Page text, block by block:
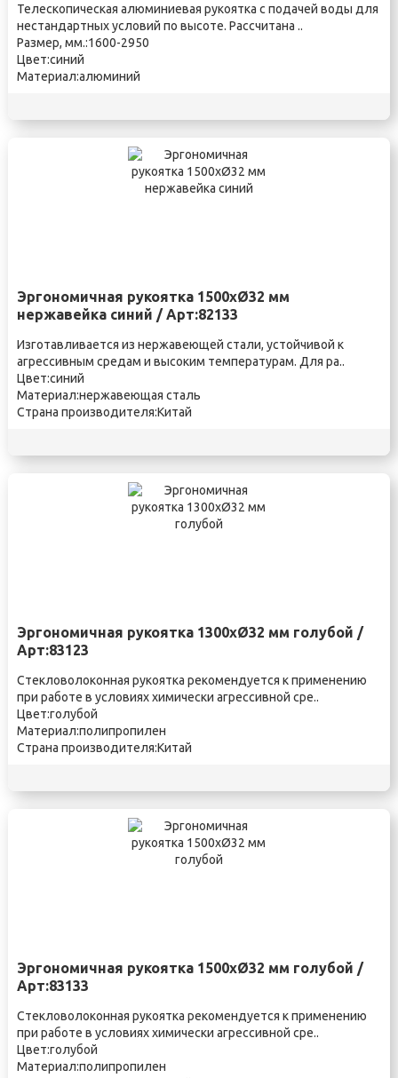
Телескопическая алюминиевая рукоятка c подачей воды для
нестандартных условий по высоте. Рассчитана ..
Размер, мм.:1600-2950
Цвет:синий
Материал:алюминий
Эргономичная рукоятка 1500xØ32 мм
нержавейка синий / Арт:82133
Изготавливается из нержавеющей стали, устойчивой к
агрессивным средам и высоким температурам. Для ра..
Цвет:синий
Материал:нержавеющая сталь
Страна производителя:Китай
Эргономичная рукоятка 1300xØ32 мм голубой /
Арт:83123
Стекловолоконная рукоятка рекомендуется к применению
при работе в условиях химически агрессивной сре..
Цвет:голубой
Материал:полипропилен
Страна производителя:Китай
Эргономичная рукоятка 1500xØ32 мм голубой /
Арт:83133
Стекловолоконная рукоятка рекомендуется к применению
при работе в условиях химически агрессивной сре..
Цвет:голубой
Материал:полипропилен